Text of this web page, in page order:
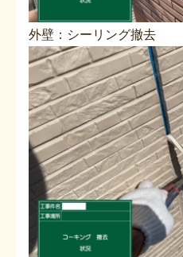
外壁：シーリング撤去